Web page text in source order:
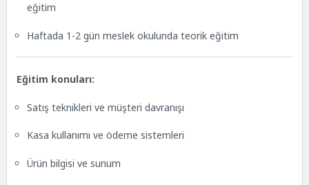
eğitim
Haftada 1-2 gün meslek okulunda teorik eğitim
Eğitim konuları:
Satış teknikleri ve müşteri davranışı
Kasa kullanımı ve ödeme sistemleri
Ürün bilgisi ve sunum